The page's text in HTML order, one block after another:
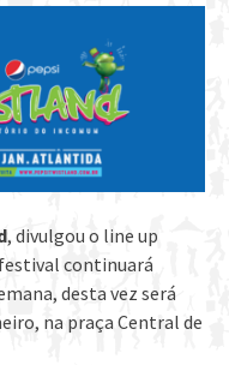
, divulgou o line up
continuará
desta vez será
na praça Central de